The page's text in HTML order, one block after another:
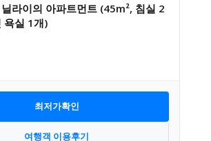
라이의 아파트먼트 (45m², 침실 2
욕실 1개)
최저가확인
여행객 이용후기